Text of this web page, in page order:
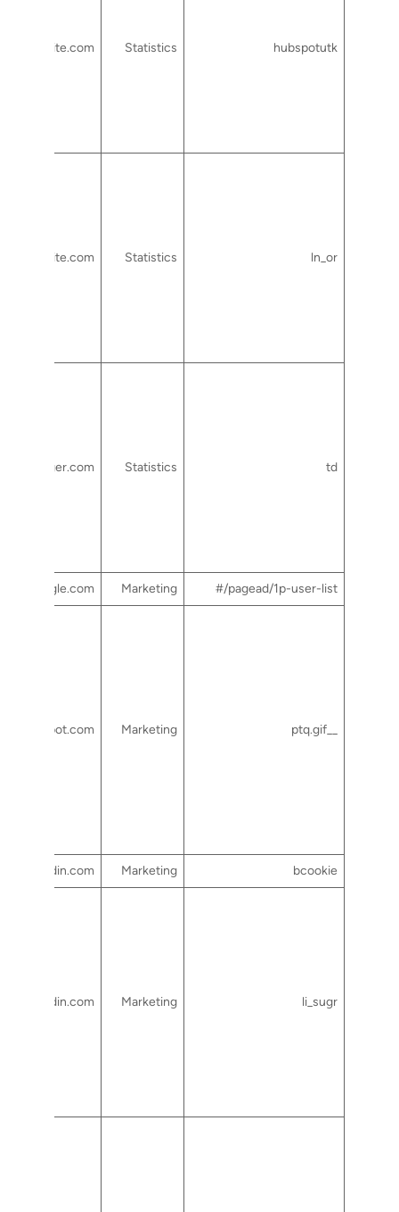
hubspotutk
Statistics
rtcsuite.com
ln_or
Statistics
rtcsuite.com
td
Statistics
pagead/1p-user-list/#
Marketing
google.com
__ptq.gif
Marketing
hubspot.com
bcookie
Marketing
linkedin.com
li_sugr
Marketing
linkedin.com